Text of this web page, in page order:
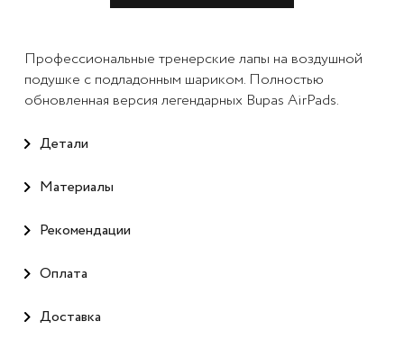
Профессиональные тренерские лапы на воздушной
подушке с подладонным шариком. Полностью
обновленная версия легендарных Bupas AirPads.
Детали
Материалы
Рекомендации
Оплата
Доставка